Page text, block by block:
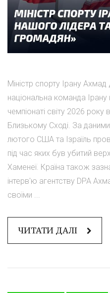
Міністр спорту Ірану
національна команда
чемпіонаті світу 2026
Близькому Сході. За
лютого США та Ізраїль
під час яких був убитий
Хаменеї. Країна також
інтерв'ю агентству DPA
своїми ...
ЧИТАТИ ДАЛІ